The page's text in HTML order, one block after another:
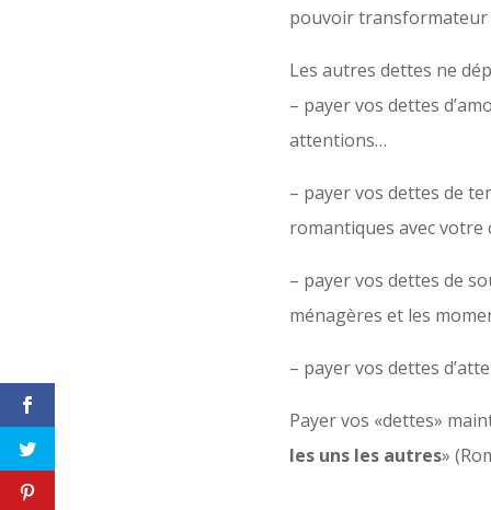
pouvoir transformateur
Les autres dettes ne
– payer vos dettes
attentions…
– payer vos dettes de
romantiques avec votre
– payer vos dettes de
ménagères et les
– payer vos dettes
Payer vos «dettes»
les uns les autres»